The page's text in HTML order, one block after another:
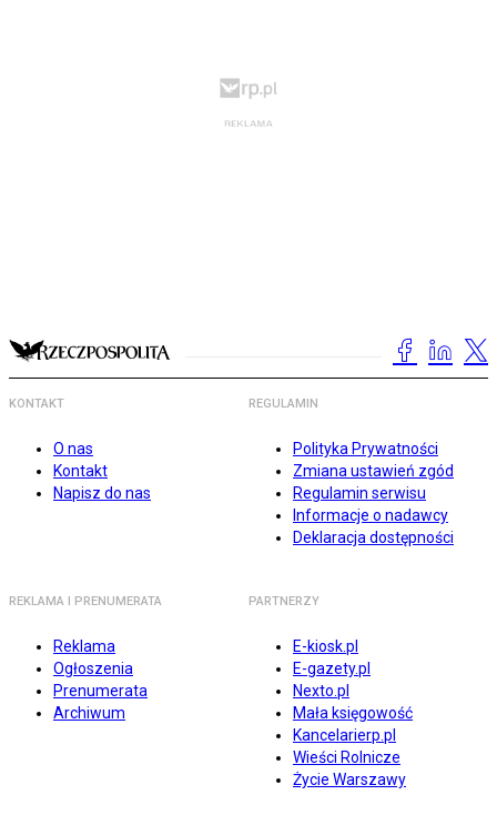
KONTAKT
O nas
Kontakt
Napisz do nas
REGULAMIN
Polityka Prywatności
Zmiana ustawień zgód
Regulamin serwisu
Informacje o nadawcy
Deklaracja dostępności
REKLAMA I PRENUMERATA
Reklama
Ogłoszenia
Prenumerata
Archiwum
PARTNERZY
E-kiosk.pl
E-gazety.pl
Nexto.pl
Mała księgowość
Kancelarierp.pl
Wieści Rolnicze
Życie Warszawy